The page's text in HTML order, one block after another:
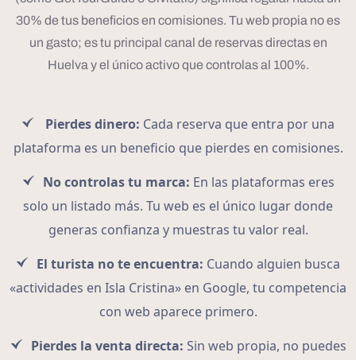
30% de tus beneficios en comisiones. Tu web propia no es
un gasto; es tu principal canal de reservas directas en
Huelva y el único activo que controlas al 100%.
Pierdes dinero: Cada reserva que entra por una
plataforma es un beneficio que pierdes en comisiones.
No controlas tu marca: En las plataformas eres
solo un listado más. Tu web es el único lugar donde
generas confianza y muestras tu valor real.
El turista no te encuentra: Cuando alguien busca
«actividades en Isla Cristina» en Google, tu competencia
con web aparece primero.
Pierdes la venta directa: Sin web propia, no puedes